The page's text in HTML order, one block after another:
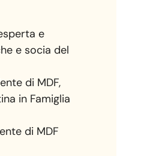
e
e socia del
di MDF,
in Famiglia
di MDF